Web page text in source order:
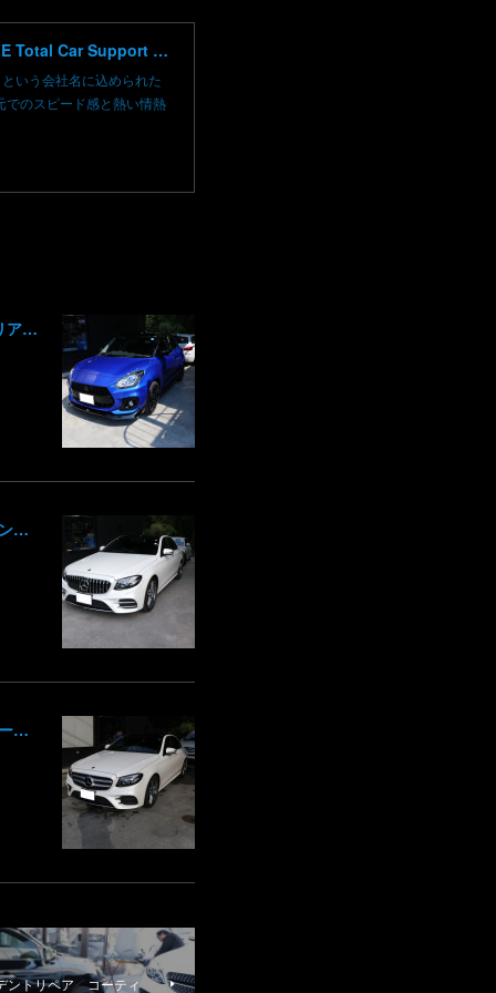
高崎で輸入車修理 中古車売買 コーディングならBLAZE（ブレイズ）へ│BLAZE Total Car Support & Modify in Takasaki Gunma
いう会社名に込められた
でのスピード感と熱い情熱
スズキ スイフト グレッディ フロントリップスポイラー リアウイング 塗装 カーボン クリア 持込み部品 取り付け 群馬 高崎
MercedesBenz メルセデスベンツ Eクラス W213 パネル木目 エアコンルーバー アンビエントライト リアディフューザー 取り付け ブレーキキャリパー 鈑金 板金 塗装 群馬 高崎
MercedesBenz メルセデスベンツ Eクラス W213 タイヤ 交換 組み替え フロントバンパー サイドスカート 鈑金修理 板金 塗装 群馬 高崎
トリペア コーティ